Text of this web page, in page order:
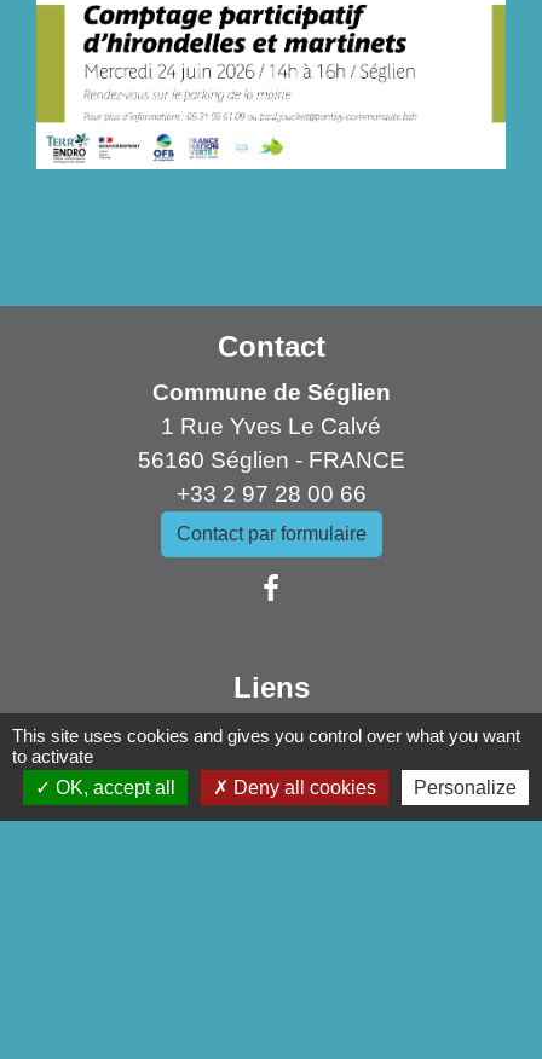
Contact
Commune de Séglien
1 Rue Yves Le Calvé
56160 Séglien - FRANCE
+33 2 97 28 00 66
Contact par formulaire
Liens
Pontivy Communauté
Conseil départemental
Région Bretagne
This site uses cookies and gives you control over what you want
to activate
OK, accept all
Deny all cookies Personalize